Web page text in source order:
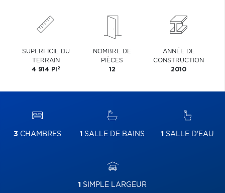
SUPERFICIE DU
TERRAIN
4 914 PI 2
NOMBRE DE
PIÈCES
12
ANNÉE DE
CONSTRUCTION
2010
3 CHAMBRES 1 SALLE DE BAINS 1 SALLE D'EAU
1 SIMPLE LARGEUR